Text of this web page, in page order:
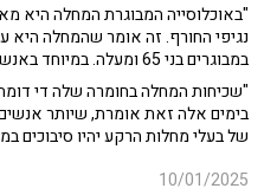
"באוכלוסייה המבוגרת המחלה היא
נגיפי החורף. זה אומר שהמחלה היא
במבוגרים בני 65 ומעלה. במיוחד באנשים שיש להם מחלות רקע", הוסיפה.
"שכיחות המחלה בחומרה שלה די
בימים אלה זאת אומרת, שיותר
של בעלי מחלות הרקע יהיו סיבוכים
10/01/2025